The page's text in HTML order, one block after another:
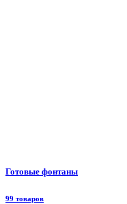
Готовые фонтаны
99 товаров